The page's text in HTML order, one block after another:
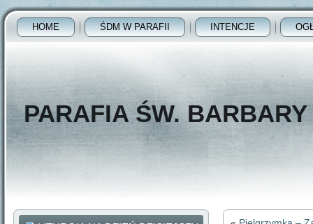
HOME ŚDM W PARAFII INTENCJE
PARAFIA ŚW.